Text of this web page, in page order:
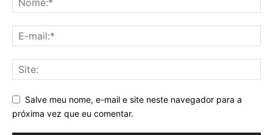
Salve meu nome, e-mail e site neste navegador para a
próxima vez que eu comentar.